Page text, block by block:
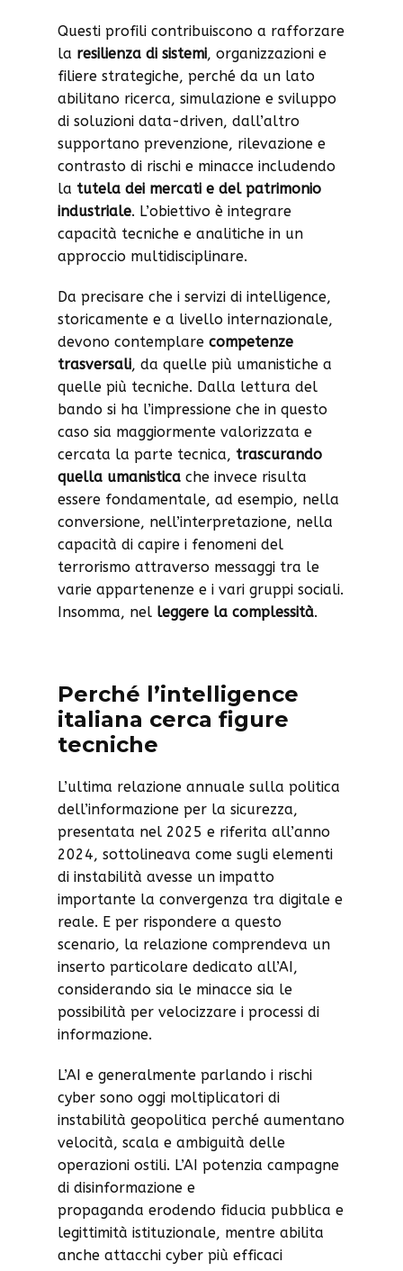
Questi profili contribuiscono a rafforzare
la resilienza di sistemi, organizzazioni e
filiere strategiche, perché da un lato
abilitano ricerca, simulazione e sviluppo
di soluzioni data-driven, dall’altro
supportano prevenzione, rilevazione e
contrasto di rischi e minacce includendo
la tutela dei mercati e del patrimonio
industriale. L’obiettivo è integrare
capacità tecniche e analitiche in un
approccio multidisciplinare.
Da precisare che i servizi di intelligence,
storicamente e a livello internazionale,
devono contemplare competenze
trasversali, da quelle più umanistiche a
quelle più tecniche. Dalla lettura del
bando si ha l’impressione che in questo
caso sia maggiormente valorizzata e
cercata la parte tecnica, trascurando
quella umanistica che invece risulta
essere fondamentale, ad esempio, nella
conversione, nell’interpretazione, nella
capacità di capire i fenomeni del
terrorismo attraverso messaggi tra le
varie appartenenze e i vari gruppi sociali.
Insomma, nel leggere la complessità.
Perché l’intelligence
italiana cerca figure
tecniche
L’ultima relazione annuale sulla politica
dell’informazione per la sicurezza,
presentata nel 2025 e riferita all’anno
2024, sottolineava come sugli elementi
di instabilità avesse un impatto
importante la convergenza tra digitale e
reale. E per rispondere a questo
scenario, la relazione comprendeva un
inserto particolare dedicato all’AI,
considerando sia le minacce sia le
possibilità per velocizzare i processi di
informazione.
L’AI e generalmente parlando i rischi
cyber sono oggi moltiplicatori di
instabilità geopolitica perché aumentano
velocità, scala e ambiguità delle
operazioni ostili. L’AI potenzia campagne
di disinformazione e
propaganda erodendo fiducia pubblica e
legittimità istituzionale, mentre abilita
anche attacchi cyber più efficaci